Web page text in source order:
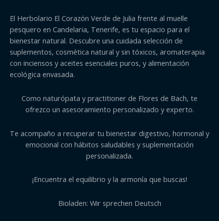
El Herbolario El Corazón Verde de Julia frente al muelle
pesquero en Candelaria, Tenerife, es tu espacio para el
bienestar natural. Descubre una cuidada selección de
suplementos, cosmética natural y sin tóxicos, aromaterapia
con inciensos y aceites esenciales puros, y alimentación
ecológica envasada.
Como naturópata y practitioner de Flores de Bach, te
ofrezco un asesoramiento personalizado y experto.
Te acompaño a recuperar tu bienestar digestivo, hormonal y
emocional con hábitos saludables y suplementación
personalizada.
¡Encuentra el equilibrio y la armonía que buscas!
Bioladen: Wir sprechen Deutsch